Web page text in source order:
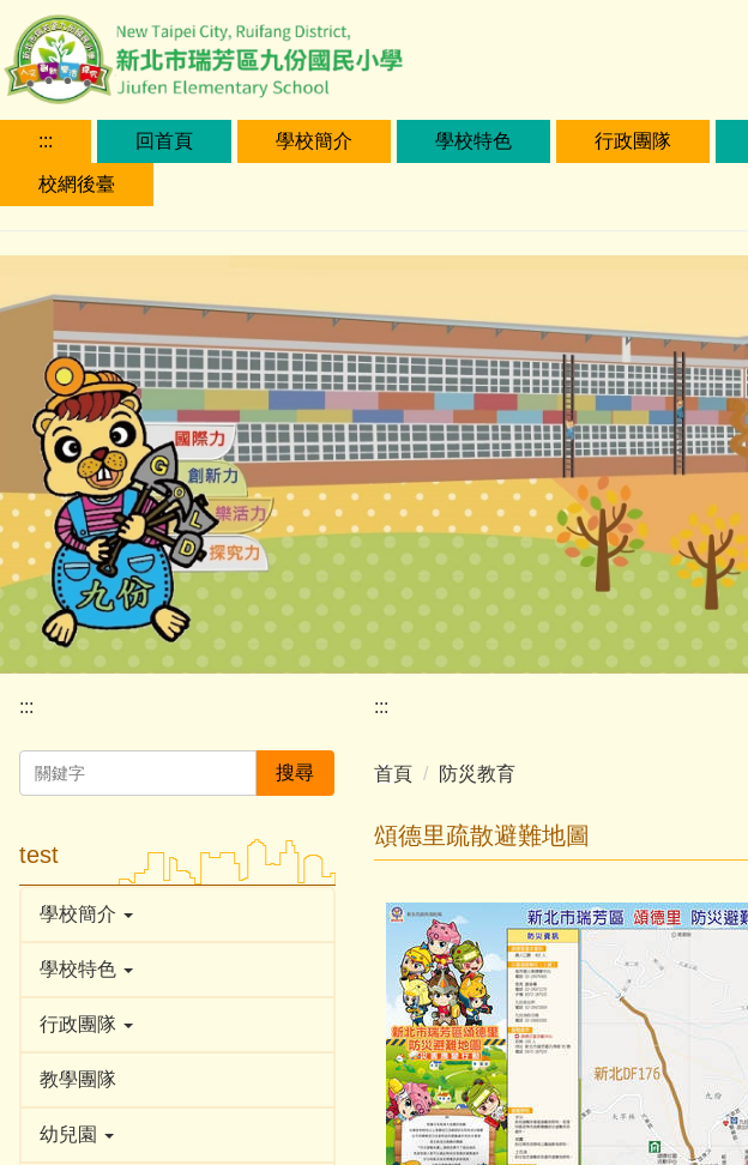
到
主
::: 回首頁 學校簡介 學校特色 行政團隊
校網後臺
:::
搜尋
test
學校簡介
學校特色
行政團隊
教學團隊
幼兒園
:::
首頁 防災教育
頌德里疏散避難地圖